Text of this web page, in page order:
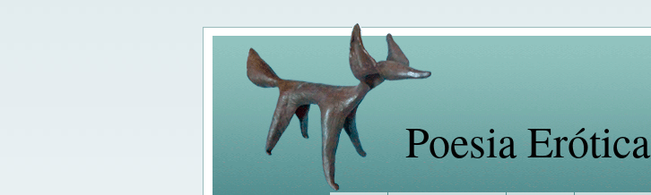
Poesia Erótica